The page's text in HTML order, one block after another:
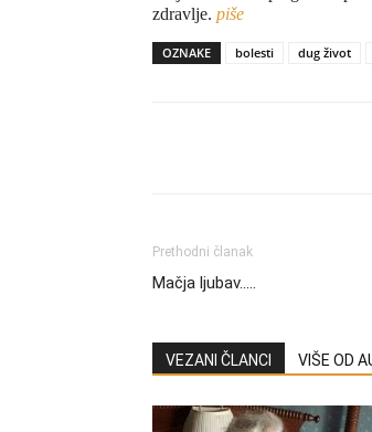
zdravlje. piše
OZNAKE bolesti dug život
Prethodni članak
Mačja ljubav…..
VEZANI ČLANCI VIŠE OD